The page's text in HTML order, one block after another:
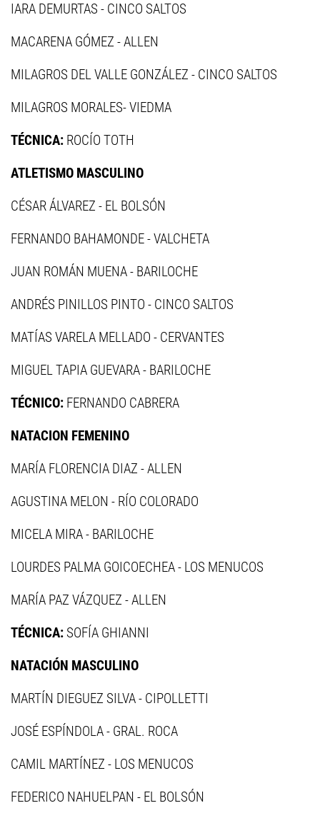
IARA DEMURTAS - CINCO SALTOS
MACARENA GÓMEZ - ALLEN
MILAGROS DEL VALLE GONZÁLEZ - CINCO SALTOS
MILAGROS MORALES- VIEDMA
TÉCNICA: ROCÍO TOTH
ATLETISMO MASCULINO
CÉSAR ÁLVAREZ - EL BOLSÓN
FERNANDO BAHAMONDE - VALCHETA
JUAN ROMÁN MUENA - BARILOCHE
ANDRÉS PINILLOS PINTO - CINCO SALTOS
MATÍAS VARELA MELLADO - CERVANTES
MIGUEL TAPIA GUEVARA - BARILOCHE
TÉCNICO: FERNANDO CABRERA
NATACION FEMENINO
MARÍA FLORENCIA DIAZ - ALLEN
AGUSTINA MELON - RÍO COLORADO
MICELA MIRA - BARILOCHE
LOURDES PALMA GOICOECHEA - LOS MENUCOS
MARÍA PAZ VÁZQUEZ - ALLEN
TÉCNICA: SOFÍA GHIANNI
NATACIÓN MASCULINO
MARTÍN DIEGUEZ SILVA - CIPOLLETTI
JOSÉ ESPÍNDOLA - GRAL. ROCA
CAMIL MARTÍNEZ - LOS MENUCOS
FEDERICO NAHUELPAN - EL BOLSÓN